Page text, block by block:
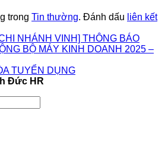
trong Tin thường. Đánh dấu liên kết
NHÁNH VINH] THÔNG BÁO
BỘ MÁY KINH DOANH 2025 –
TUYỂN DỤNG
Đức HR